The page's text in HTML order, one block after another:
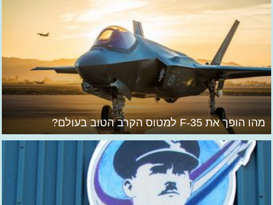
מהו הופך את F-35 למטוס הקרב הטוב בעולם?